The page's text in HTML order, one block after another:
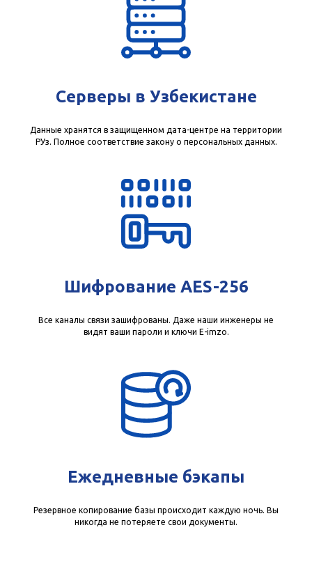
Серверы в Узбекистане
Данные хранятся в защищенном дата-центре на территории
РУз. Полное соответствие закону о персональных данных.
Шифрование AES-256
Все каналы связи зашифрованы. Даже наши инженеры не
видят ваши пароли и ключи E-imzo.
Ежедневные бэкапы
Резервное копирование базы происходит каждую ночь. Вы
никогда не потеряете свои документы.